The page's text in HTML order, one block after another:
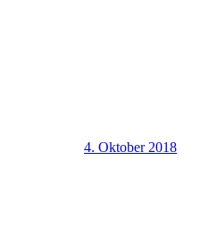
4. Oktober 2018